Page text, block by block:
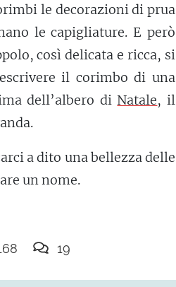
le decorazioni di prua
le capigliature. E però
così delicata e ricca, si
il corimbo di una
dell’albero di Natale, il
a dito una bellezza delle
un nome.
19